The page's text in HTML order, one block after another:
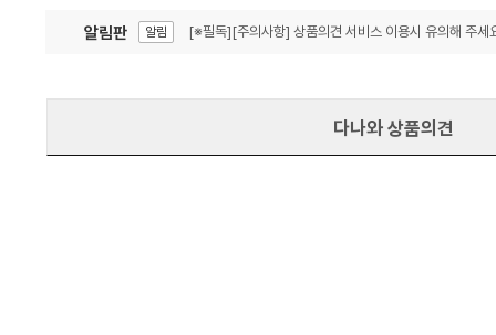
알림판 알림 [※필독][주의사항] 상품의견 서비스 이용시 유의해 주세
다나와 상품의견